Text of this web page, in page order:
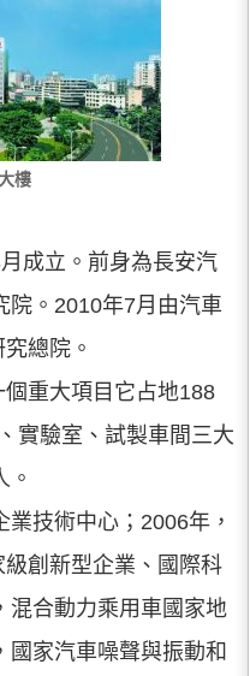
樓
成立。前身為長安汽
院。2010年7月由汽車
總院。
重大項目它占地188
實驗室、試製車間三大
。
技術中心；2006年，
創新型企業、國際科
混合動力乘用車國家地
國家汽車噪聲與振動和